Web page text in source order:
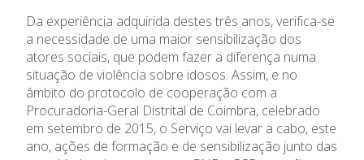
Relatório de Atividades e
Contas
Apoios Financeiros do
Conselho de Administração
Comissão Executiva
Conselho Fiscal
Da experiência adquirida destes três anos, verifica-se
a necessidade de uma maior sensibilização dos
atores sociais, que podem fazer a diferença numa
situação de violência sobre idosos. Assim, e no
âmbito do protocolo de cooperação com a
Procuradoria-Geral Distrital de Coimbra, celebrado
em setembro de 2015, o Serviço vai levar a cabo, este
ano, ações de formação e de sensibilização junto das